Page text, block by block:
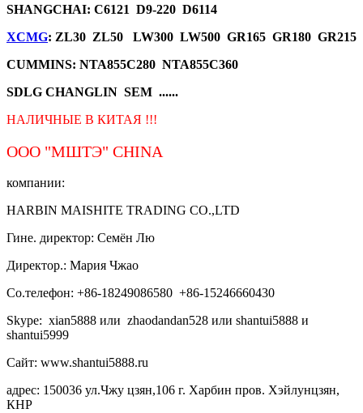
SHANGCHAI: C6121 D9-220 D6114
XCMG: ZL30 ZL50 LW300 LW500 GR165 GR180 GR215
CUMMINS: NTA855C280 NTA855C360
SDLG CHANGLIN SEM ......
НАЛИЧНЫЕ В КИТАЯ !!!
ООО "МШТЭ" CHINA
компании:
HARBIN MAISHITE TRADING CO.,LTD
Гине. директор: Семён Лю
Директор.: Мария Чжао
Со.телефон: +86-18249086580 +86-15246660430
Skype: xian5888 или zhaodandan528 или shantui5888 и
shantui5999
Сайт: www.shantui5888.ru
адрес: 150036 ул.Чжу цзян,106 г. Харбин пров. Хэйлунцзян,
КНР